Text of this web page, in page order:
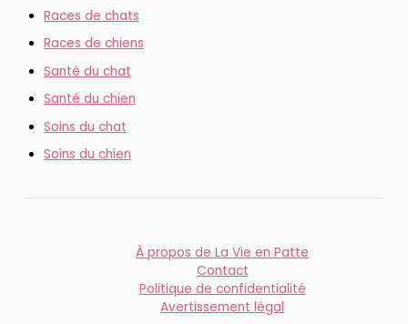
Races de chats
Races de chiens
Santé du chat
Santé du chien
Soins du chat
Soins du chien
À propos de La Vie en Patte
Contact
Politique de confidentialité
Avertissement légal